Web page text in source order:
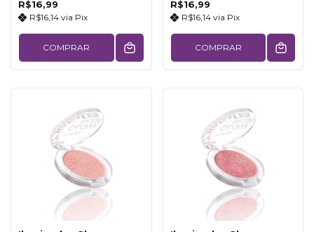
R$16,99
R$16,14 via Pix
COMPRAR
R$16,99
R$16,14 via Pix
COMPRAR